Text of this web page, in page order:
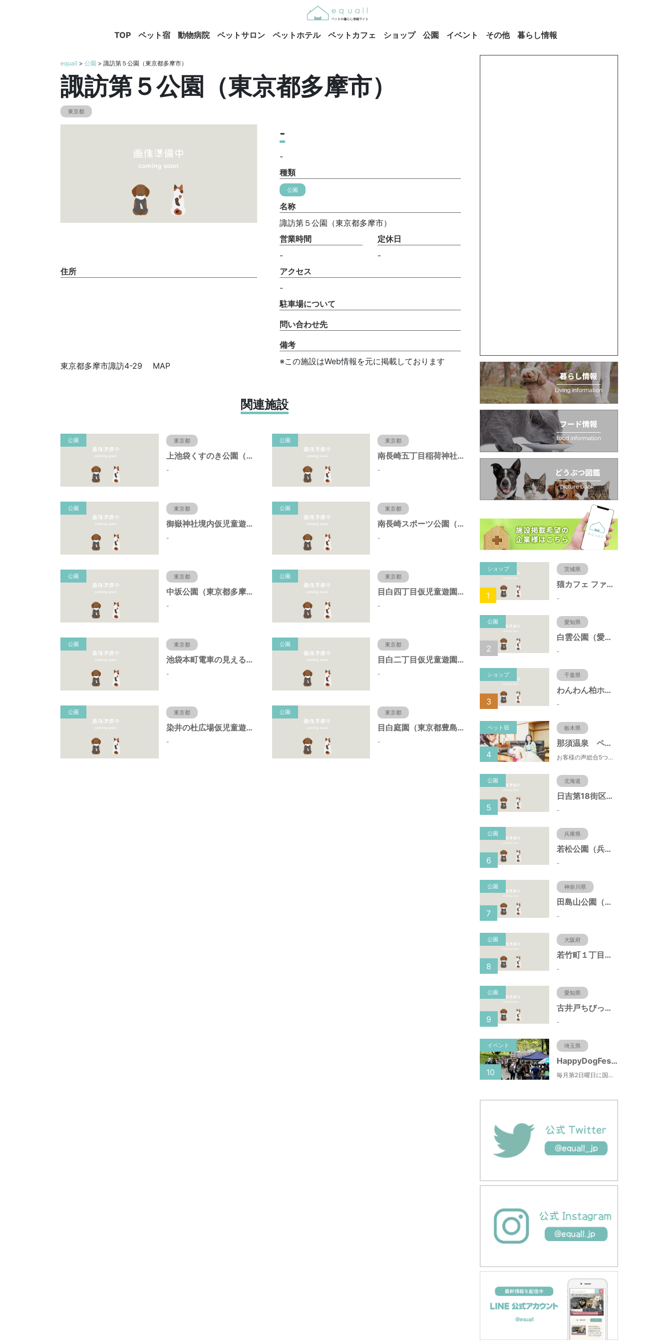
TOP ペット宿 動物病院 ペットサロン ペットホテル ペットカフェ ショップ 公園 イベント その他 暮らし情報
equall > 公園 > 諏訪第５公園（東京都多摩市）
諏訪第５公園（東京都多摩市）
東京都
-
-
種類
公園
名称
諏訪第５公園（東京都多摩市）
営業時間
-
定休日
-
住所
東京都多摩市諏訪4-29 MAP
アクセス
-
駐車場について
問い合わせ先
備考
※この施設はWeb情報を元に掲載しております
関連施設
公園 東京都
上池袋くすのき公園（東京都豊島区）
-
公園 東京都
南長崎五丁目稲荷神社境内仮児童遊園（東京都豊島区）
-
公園 東京都
御嶽神社境内仮児童遊園（東京都豊島区）
-
公園 東京都
南長崎スポーツ公園（東京都豊島区）
-
公園 東京都
中坂公園（東京都多摩市）
-
公園 東京都
目白四丁目仮児童遊園（東京都豊島区）
-
公園 東京都
池袋本町電車の見える公園（東京都豊島区）
-
公園 東京都
目白二丁目仮児童遊園（東京都豊島区）
-
公園 東京都
染井の杜広場仮児童遊園（東京都豊島区）
-
公園 東京都
目白庭園（東京都豊島区）
-
ショップ 茨城県
猫カフェ ファミリーズ
-
1
公園 愛知県
白雲公園（愛知県名古屋市）
-
2
ショップ 千葉県
わんわん柏ホームビレッジ（老犬ホーム・老犬ホテル）
-
3
ペット宿 栃木県
那須温泉 ペット＆スパホテル 那須ワン
お客様の声総合5つ星■1日限定４組貸切風呂■室内ドッグランあり♪
4
公園 北海道
日吉第18街区公園（北海道函館市）
-
5
公園 兵庫県
若松公園（兵庫県神戸市）
-
6
公園 神奈川県
田島山公園（神奈川県藤沢市）
-
7
公園 大阪府
若竹町１丁目第３公園（大阪府豊中市）
-
8
公園 愛知県
古井戸ちびっ子広場（愛知県大府市）
-
9
イベント 埼玉県
HappyDogFesta(ハッピードッグフェスタ)
毎月第2日曜日に国営武蔵丘陵森林公園で開催されるドッグイベント。森林公園北口からドッグランまでの園路にお買い物ブースやキッチンカーが出店するほか、わんちゃんのしつけ教室やゲーム大会などの参加型コンテンツもあります。（参加料無料）
10